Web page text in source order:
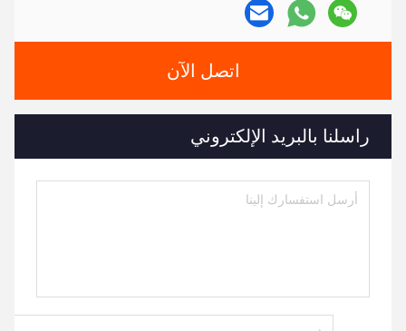
اتصل الآن
راسلنا بالبريد الإلكتروني